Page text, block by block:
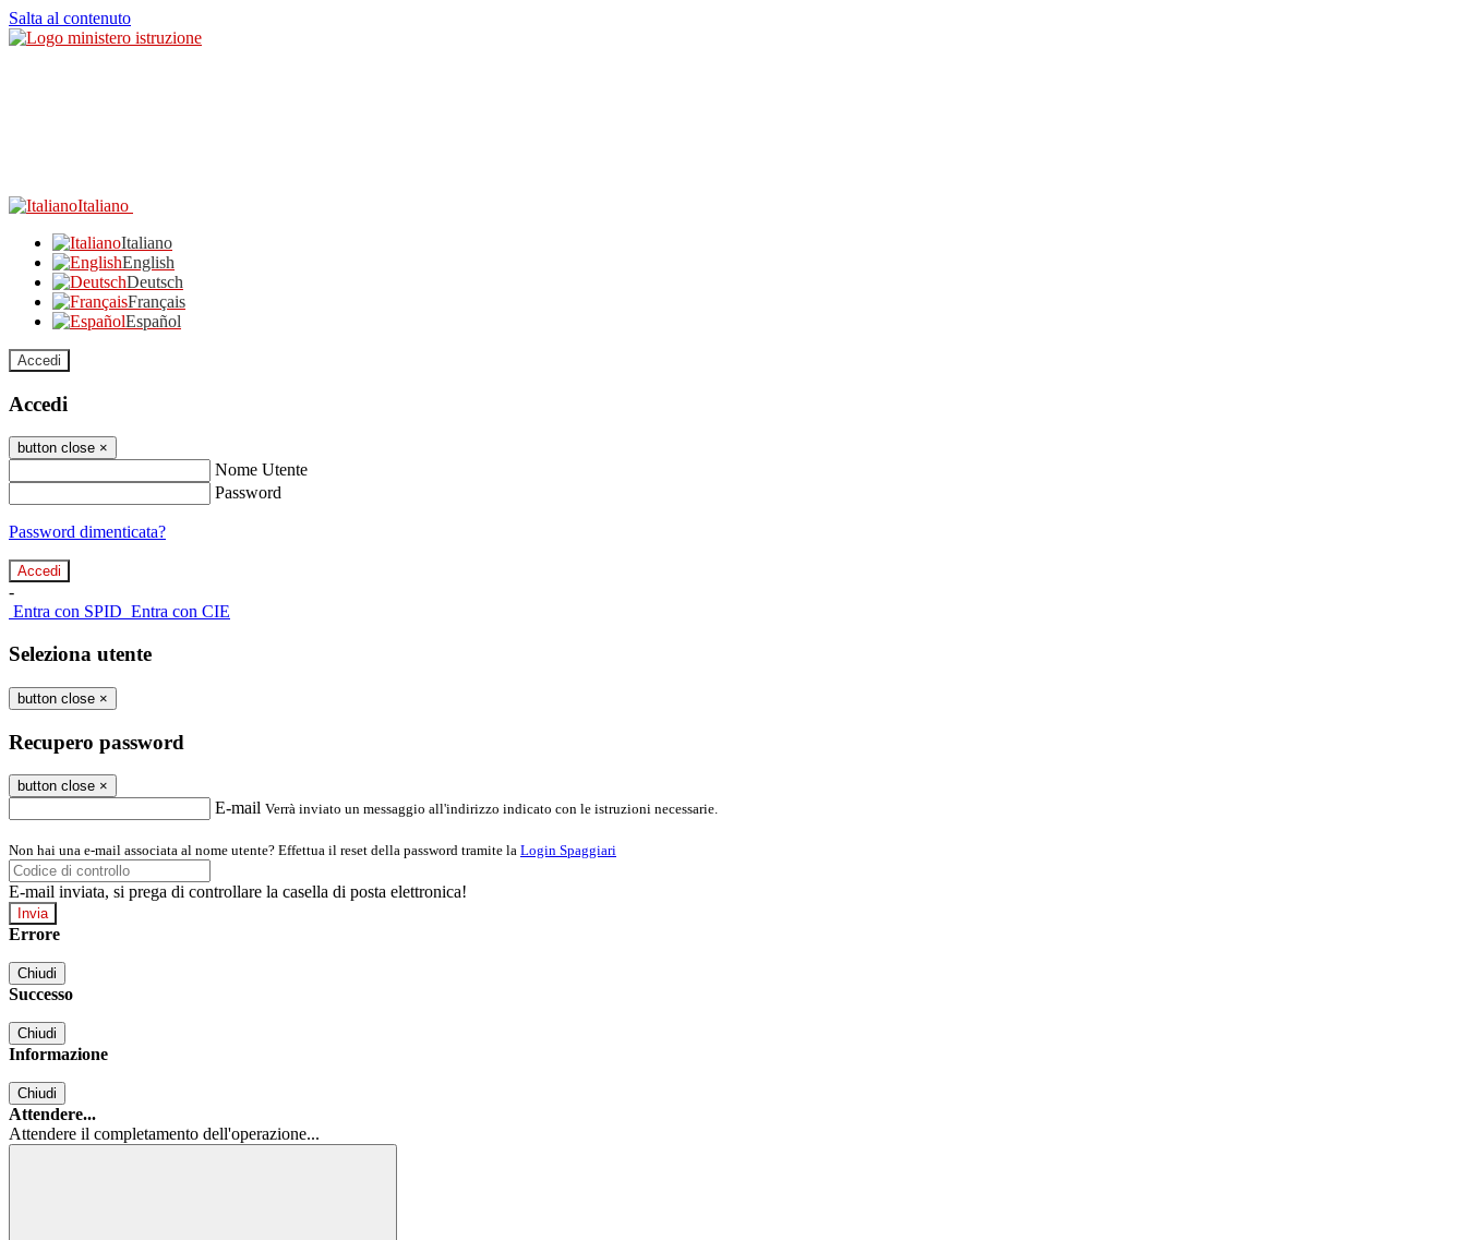
Salta al contenuto
Italiano
Italiano
English
Deutsch
Français
Español
Accedi
Accedi
button close ×
Nome Utente
Password
Password dimenticata?
-
Entra con SPID Entra con CIE
Seleziona utente
button close ×
Recupero password
button close ×
E-mail Verrà inviato un messaggio all'indirizzo indicato con le istruzioni necessarie.
Non hai una e-mail associata al nome utente? Effettua il reset della password tramite la Login Spaggiari
E-mail inviata, si prega di controllare la casella di posta elettronica!
Errore
Chiudi
Successo
Chiudi
Informazione
Chiudi
Attendere...
Attendere il completamento dell'operazione...